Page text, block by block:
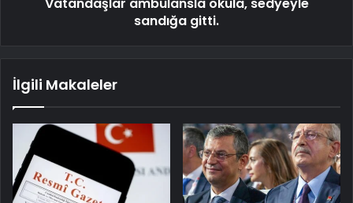
sandığa gitti.
İlgili Makaleler